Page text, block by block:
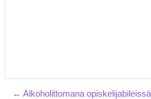
← Alkoholittomana opiskelijabileissä